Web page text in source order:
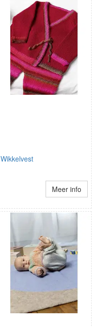
Wikkelvest
Meer info